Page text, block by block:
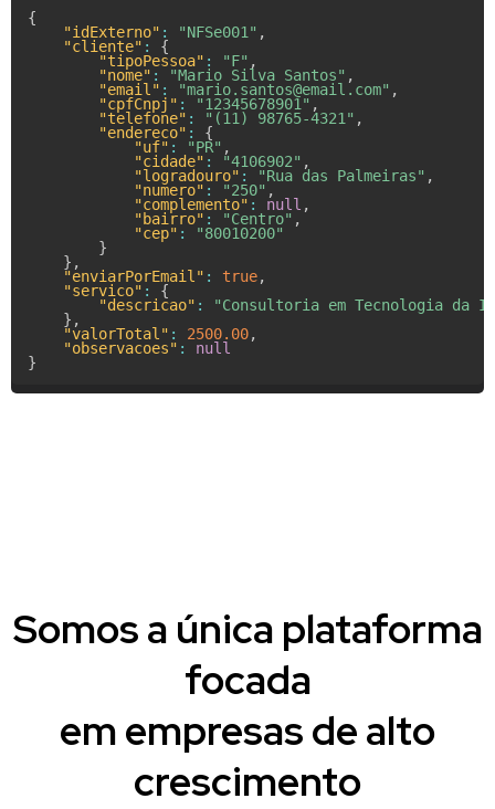
{
"idExterno" : "NFSe001" ,
"cliente" :
{
"tipoPessoa" : "F" ,
"nome" : "Mario Silva Santos" ,
"email" : "mario.santos@email.com" ,
"cpfCnpj" : "12345678901" ,
"telefone" : "(11) 98765-4321" ,
"endereco" :
{
"uf" : "PR" ,
"cidade" : "4106902" ,
"logradouro" : "Rua das Palmeiras" ,
"numero" : "250" ,
"complemento" : null ,
"bairro" : "Centro" ,
"cep" :
"80010200"
}
} ,
"enviarPorEmail" : true,
"servico" :
{
"descricao" :
"Consultoria em Tecnologia da
} ,
"valorTotal" : 2500.00,
"observacoes" :
null
}
Somos a única plataforma
focada
em empresas de alto
crescimento